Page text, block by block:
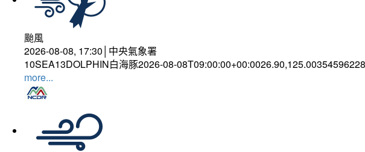
颱風
2026-08-08, 17:30│中央氣象署
10SEA13DOLPHIN白海豚2026-08-
more...